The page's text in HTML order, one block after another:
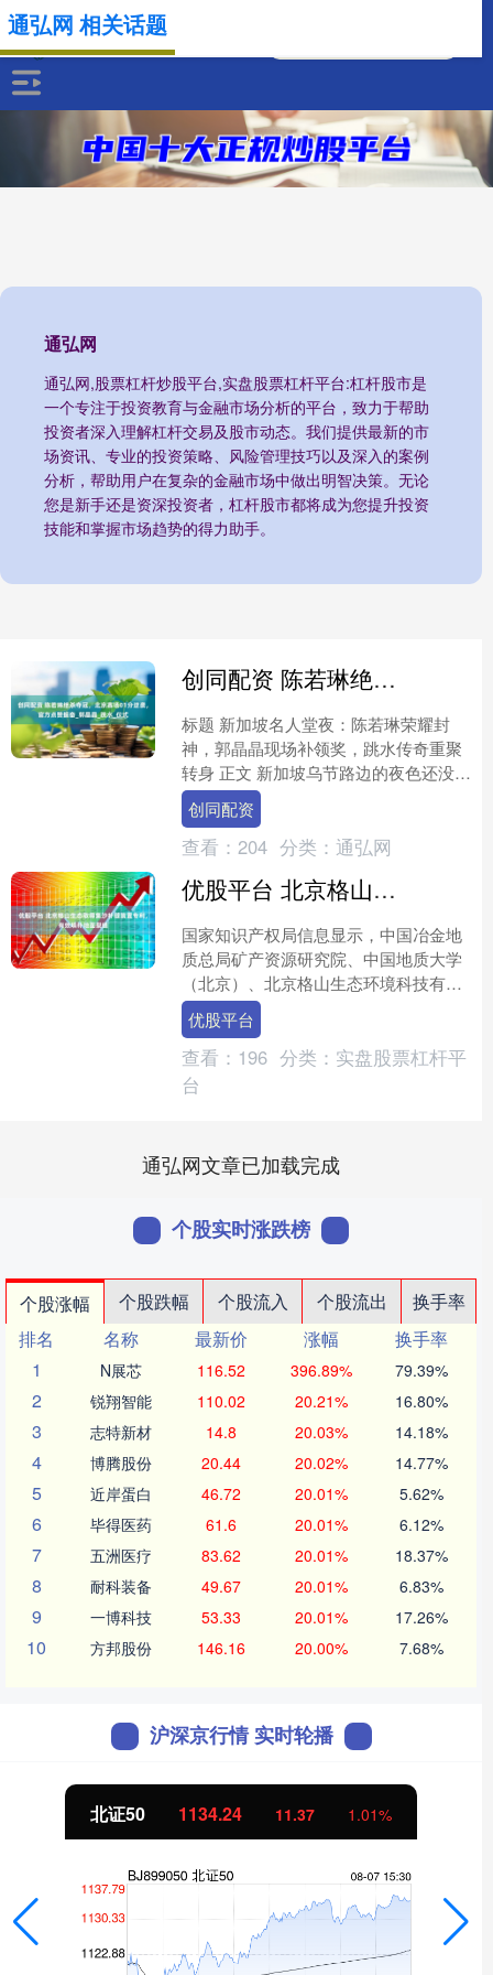
通弘网
通弘网,股票杠杆炒股平台,实盘股票杠杆平台:杠杆股市是
一个专注于投资教育与金融市场分析的平台，致力于帮助
投资者深入理解杠杆交易及股市动态。我们提供最新的市
场资讯、专业的投资策略、风险管理技巧以及深入的案例
分析，帮助用户在复杂的金融市场中做出明智决策。无论
您是新手还是资深投资者，杠杆股市都将成为您提升投资
技能和掌握市场趋势的得力助手。
通弘网 相关话题
创同配资 陈若琳绝杀夺冠，北京赛场01分逆袭，官方点赞振奋_郭晶晶_跳水_仪式
标题 新加坡名人堂夜：陈若琳荣耀封
神，郭晶晶现场补领奖，跳水传奇重聚
转身 正文 新加坡乌节路边的夜色还没完
全落下，那座临海的游泳馆已透出一点
暖光。街头路过的司机....
创同配资
查看： 204 分类： 通弘网
优股平台 北京格山生态取得集沙补缝装置专利，有效填补地面裂缝
国家知识产权局信息显示，中国冶金地
质总局矿产资源研究院、中国地质大学
（北京）、北京格山生态环境科技有限
公司取得一项名为“集沙补缝装置”的专
利，授权公告号CN22....
优股平台
查看： 196 分类： 实盘股票杠杆平
台
通弘网文章已加载完成
个股实时涨跌榜
个股涨幅 个股跌幅 个股流入 个股流出
换手率
排名
名称 最新价 涨幅
换手率
1
N展芯 116.52 396.89% 79.39%
2 锐翔智能 110.02 20.21% 16.80%
3 志特新材 14.8 20.03% 14.18%
4 博腾股份 20.44 20.02% 14.77%
5 近岸蛋白 46.72 20.01% 5.62%
6 毕得医药 61.6 20.01% 6.12%
7 五洲医疗 83.62 20.01% 18.37%
8 耐科装备 49.67 20.01% 6.83%
9 一博科技 53.33 20.01% 17.26%
10 方邦股份 146.16 20.00% 7.68%
沪深京行情 实时轮播
创业板指 3563.12 47.56 1.35%